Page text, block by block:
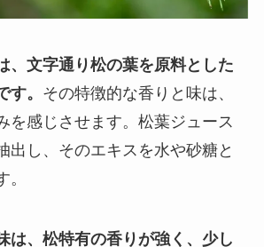
、文字通り松の葉を原料とした
す。 その特徴的な香りと味は、
を感じさせます。松葉ジュース
出し、そのエキスを水や砂糖と
は、松特有の香りが強く、少し